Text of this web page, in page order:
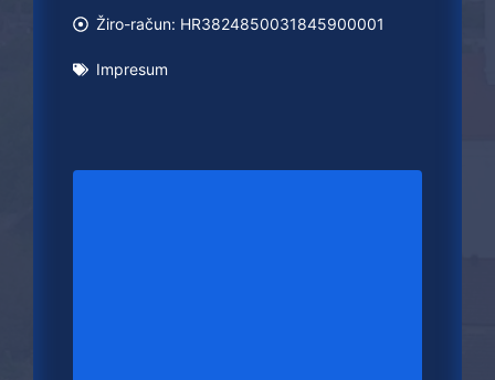
Žiro-račun: HR3824850031845900001
Impresum